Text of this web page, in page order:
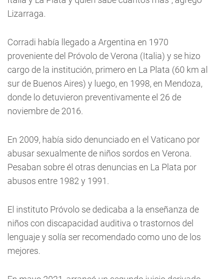
Lizarraga.
Corradi había llegado a Argentina en 1970
proveniente del Próvolo de Verona (Italia) y se hizo
cargo de la institución, primero en La Plata (60 km al
sur de Buenos Aires) y luego, en 1998, en Mendoza,
donde lo detuvieron preventivamente el 26 de
noviembre de 2016.
En 2009, había sido denunciado en el Vaticano por
abusar sexualmente de niños sordos en Verona.
Pesaban sobre él otras denuncias en La Plata por
abusos entre 1982 y 1991.
El instituto Próvolo se dedicaba a la enseñanza de
niños con discapacidad auditiva o trastornos del
lenguaje y solía ser recomendado como uno de los
mejores.